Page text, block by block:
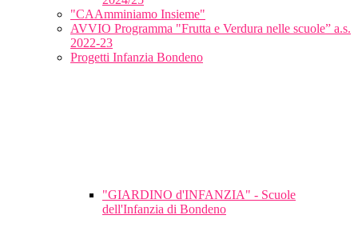
"CAAmminiamo Insieme"
AVVIO Programma "Frutta e Verdura nelle scuole” a.s.
2022-23
Progetti Infanzia Bondeno
"GIARDINO d'INFANZIA" - Scuole
dell'Infanzia di Bondeno